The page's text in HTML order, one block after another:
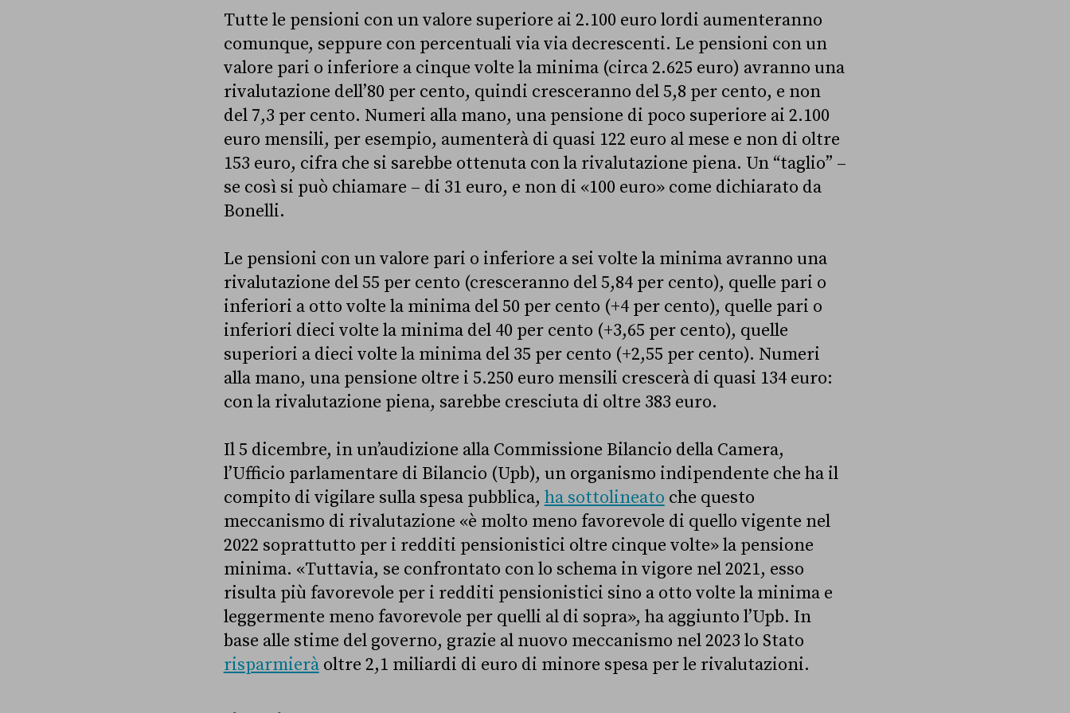
Tutte le pensioni con un valore superiore ai 2.100 euro lordi aumenteranno
comunque, seppure con percentuali via via decrescenti. Le pensioni con un
valore pari o inferiore a cinque volte la minima (circa 2.625 euro) avranno una
rivalutazione dell’80 per cento, quindi cresceranno del 5,8 per cento, e non
del 7,3 per cento. Numeri alla mano, una pensione di poco superiore ai 2.100
euro mensili, per esempio, aumenterà di quasi 122 euro al mese e non di oltre
153 euro, cifra che si sarebbe ottenuta con la rivalutazione piena. Un “taglio” –
se così si può chiamare – di 31 euro, e non di «100 euro» come dichiarato da
Bonelli.
Le pensioni con un valore pari o inferiore a sei volte la minima avranno una
rivalutazione del 55 per cento (cresceranno del 5,84 per cento), quelle pari o
inferiori a otto volte la minima del 50 per cento (+4 per cento), quelle pari o
inferiori dieci volte la minima del 40 per cento (+3,65 per cento), quelle
superiori a dieci volte la minima del 35 per cento (+2,55 per cento). Numeri
alla mano, una pensione oltre i 5.250 euro mensili crescerà di quasi 134 euro:
con la rivalutazione piena, sarebbe cresciuta di oltre 383 euro.
Il 5 dicembre, in un’audizione alla Commissione Bilancio della Camera,
l’Ufficio parlamentare di Bilancio (Upb), un organismo indipendente che ha il
compito di vigilare sulla spesa pubblica, ha sottolineato che questo
meccanismo di rivalutazione «è molto meno favorevole di quello vigente nel
2022 soprattutto per i redditi pensionistici oltre cinque volte» la pensione
minima. «Tuttavia, se confrontato con lo schema in vigore nel 2021, esso
risulta più favorevole per i redditi pensionistici sino a otto volte la minima e
leggermente meno favorevole per quelli al di sopra», ha aggiunto l’Upb. In
base alle stime del governo, grazie al nuovo meccanismo nel 2023 lo Stato
risparmieràoltre 2,1 miliardi di euro di minore spesa per le rivalutazioni.